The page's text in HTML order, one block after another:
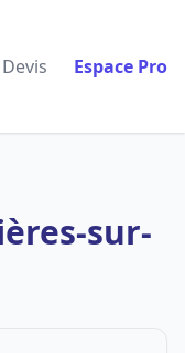
Devis Espace Pro
sur-